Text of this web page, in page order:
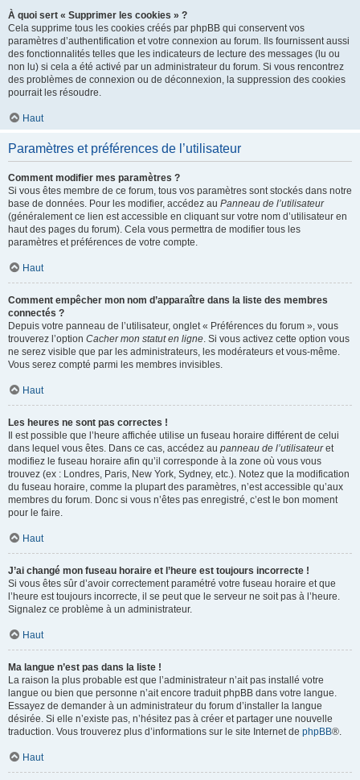
À quoi sert « Supprimer les cookies » ?
Cela supprime tous les cookies créés par phpBB qui conservent vos
paramètres d’authentification et votre connexion au forum. Ils fournissent aussi
des fonctionnalités telles que les indicateurs de lecture des messages (lu ou
non lu) si cela a été activé par un administrateur du forum. Si vous rencontrez
des problèmes de connexion ou de déconnexion, la suppression des cookies
pourrait les résoudre.
Haut
Paramètres et préférences de l’utilisateur
Comment modifier mes paramètres ?
Si vous êtes membre de ce forum, tous vos paramètres sont stockés dans notre
base de données. Pour les modifier, accédez au Panneau de l’utilisateur
(généralement ce lien est accessible en cliquant sur votre nom d’utilisateur en
haut des pages du forum). Cela vous permettra de modifier tous les
paramètres et préférences de votre compte.
Haut
Comment empêcher mon nom d’apparaître dans la liste des membres
connectés ?
Depuis votre panneau de l’utilisateur, onglet « Préférences du forum », vous
trouverez l’option Cacher mon statut en ligne. Si vous activez cette option vous
ne serez visible que par les administrateurs, les modérateurs et vous-même.
Vous serez compté parmi les membres invisibles.
Haut
Les heures ne sont pas correctes !
Il est possible que l’heure affichée utilise un fuseau horaire différent de celui
dans lequel vous êtes. Dans ce cas, accédez au panneau de l’utilisateuret
modifiez le fuseau horaire afin qu’il corresponde à la zone où vous vous
trouvez (ex : Londres, Paris, New York, Sydney, etc.). Notez que la modification
du fuseau horaire, comme la plupart des paramètres, n’est accessible qu’aux
membres du forum. Donc si vous n’êtes pas enregistré, c’est le bon moment
pour le faire.
Haut
J’ai changé mon fuseau horaire et l’heure est toujours incorrecte !
Si vous êtes sûr d’avoir correctement paramétré votre fuseau horaire et que
l’heure est toujours incorrecte, il se peut que le serveur ne soit pas à l’heure.
Signalez ce problème à un administrateur.
Haut
Ma langue n’est pas dans la liste !
La raison la plus probable est que l’administrateur n’ait pas installé votre
langue ou bien que personne n’ait encore traduit phpBB dans votre langue.
Essayez de demander à un administrateur du forum d’installer la langue
désirée. Si elle n’existe pas, n’hésitez pas à créer et partager une nouvelle
traduction. Vous trouverez plus d’informations sur le site Internet de phpBB®.
Haut